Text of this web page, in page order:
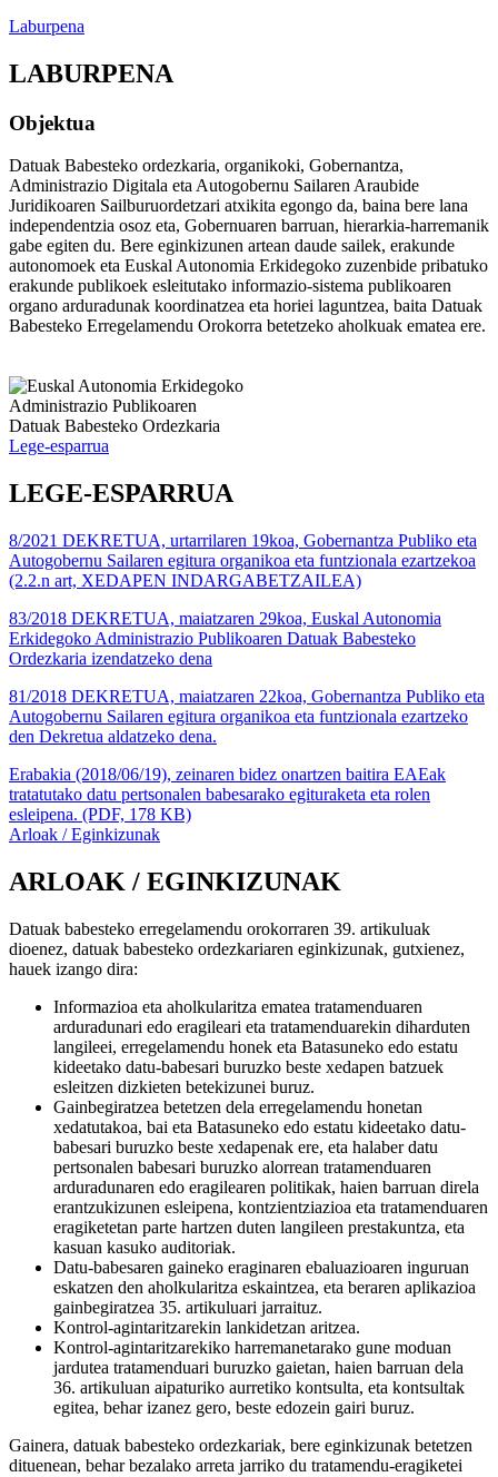
Laburpena
LABURPENA
Objektua
Datuak Babesteko ordezkaria, organikoki, Gobernantza,
Administrazio Digitala eta Autogobernu Sailaren Araubide
Juridikoaren Sailburuordetzari atxikita egongo da, baina bere lana
independentzia osoz eta, Gobernuaren barruan, hierarkia-harremanik
gabe egiten du. Bere eginkizunen artean daude sailek, erakunde
autonomoek eta Euskal Autonomia Erkidegoko zuzenbide pribatuko
erakunde publikoek esleitutako informazio-sistema publikoaren
organo arduradunak koordinatzea eta horiei laguntzea, baita Datuak
Babesteko Erregelamendu Orokorra betetzeko aholkuak ematea ere.
Lege-esparrua
LEGE-ESPARRUA
8/2021 DEKRETUA, urtarrilaren 19koa, Gobernantza Publiko eta
Autogobernu Sailaren egitura organikoa eta funtzionala ezartzekoa
(2.2.n art, XEDAPEN INDARGABETZAILEA)
83/2018 DEKRETUA, maiatzaren 29koa, Euskal Autonomia
Erkidegoko Administrazio Publikoaren Datuak Babesteko
Ordezkaria izendatzeko dena
81/2018 DEKRETUA, maiatzaren 22koa, Gobernantza Publiko eta
Autogobernu Sailaren egitura organikoa eta funtzionala ezartzeko
den Dekretua aldatzeko dena.
Erabakia (2018/06/19), zeinaren bidez onartzen baitira EAEak
tratatutako datu pertsonalen babesarako egituraketa eta rolen
esleipena. (PDF, 178 KB)
Arloak / Eginkizunak
ARLOAK / EGINKIZUNAK
Datuak babesteko erregelamendu orokorraren 39. artikuluak
dioenez, datuak babesteko ordezkariaren eginkizunak, gutxienez,
hauek izango dira:
Informazioa eta aholkularitza ematea tratamenduaren
arduradunari edo eragileari eta tratamenduarekin diharduten
langileei, erregelamendu honek eta Batasuneko edo estatu
kideetako datu-babesari buruzko beste xedapen batzuek
esleitzen dizkieten betekizunei buruz.
Gainbegiratzea betetzen dela erregelamendu honetan
xedatutakoa, bai eta Batasuneko edo estatu kideetako datu-
babesari buruzko beste xedapenak ere, eta halaber datu
pertsonalen babesari buruzko alorrean tratamenduaren
arduradunaren edo eragilearen politikak, haien barruan direla
erantzukizunen esleipena, kontzientziazioa eta tratamenduaren
eragiketetan parte hartzen duten langileen prestakuntza, eta
kasuan kasuko auditoriak.
Datu-babesaren gaineko eraginaren ebaluazioaren inguruan
eskatzen den aholkularitza eskaintzea, eta beraren aplikazioa
gainbegiratzea 35. artikuluari jarraituz.
Kontrol-agintaritzarekin lankidetzan aritzea.
Kontrol-agintaritzarekiko harremanetarako gune moduan
jardutea tratamenduari buruzko gaietan, haien barruan dela
36. artikuluan aipaturiko aurretiko kontsulta, eta kontsultak
egitea, behar izanez gero, beste edozein gairi buruz.
Gainera, datuak babesteko ordezkariak, bere eginkizunak betetzen
dituenean, behar bezalako arreta jarriko du tratamendu-eragiketei